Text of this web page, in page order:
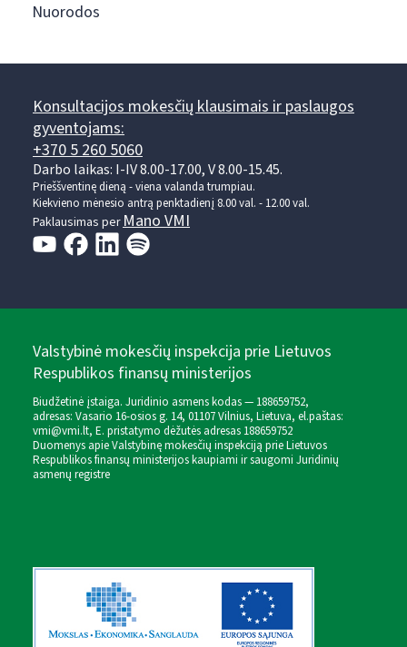
Nuorodos
Konsultacijos mokesčių klausimais ir paslaugos
gyventojams:
+370 5 260 5060
Darbo laikas: I-IV 8.00-17.00, V 8.00-15.45.
Prieššventinę dieną - viena valanda trumpiau.
Kiekvieno mėnesio antrą penktadienį 8.00 val. - 12.00 val.
Paklausimas perMano VMI
Valstybinė mokesčių inspekcija prie Lietuvos
Respublikos finansų ministerijos
Biudžetinė įstaiga. Juridinio asmens kodas — 188659752,
adresas: Vasario 16-osios g. 14, 01107 Vilnius, Lietuva, el.paštas:
vmi@vmi.lt, E. pristatymo dėžutės adresas 188659752
Duomenys apie Valstybinę mokesčių inspekciją prie Lietuvos
Respublikos finansų ministerijos kaupiami ir saugomi Juridinių
asmenų registre